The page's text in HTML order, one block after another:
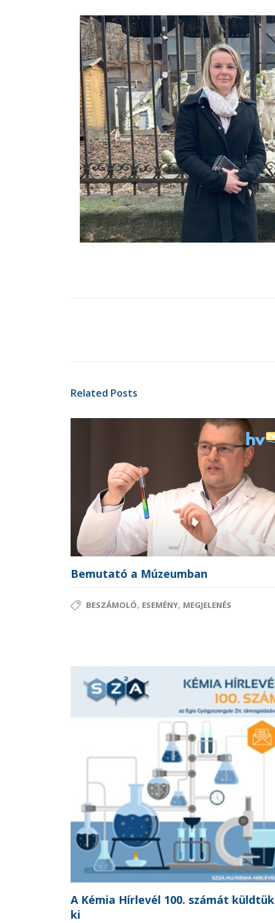
Related Posts
Bemutató a Múzeumban
BESZÁMOLÓ, ESEMÉNY, MEGJELENÉS
A Kémia Hírlevél 100. számát küldtük
ki